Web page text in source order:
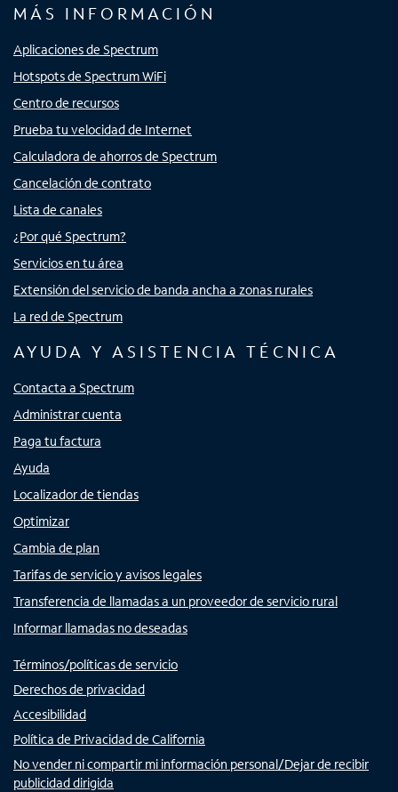
MÁS INFORMACIÓN
Aplicaciones de Spectrum
Hotspots de Spectrum WiFi
Centro de recursos
Prueba tu velocidad de Internet
Calculadora de ahorros de Spectrum
Cancelación de contrato
Lista de canales
¿Por qué Spectrum?
Servicios en tu área
Extensión del servicio de banda ancha a zonas rurales
La red de Spectrum
AYUDA Y ASISTENCIA TÉCNICA
Contacta a Spectrum
Administrar cuenta
Paga tu factura
Ayuda
Localizador de tiendas
Optimizar
Cambia de plan
Tarifas de servicio y avisos legales
Transferencia de llamadas a un proveedor de servicio rural
Informar llamadas no deseadas
Términos/políticas de servicio
Derechos de privacidad
Accesibilidad
Política de Privacidad de California
No vender ni compartir mi información personal/Dejar de recibir
publicidad dirigida